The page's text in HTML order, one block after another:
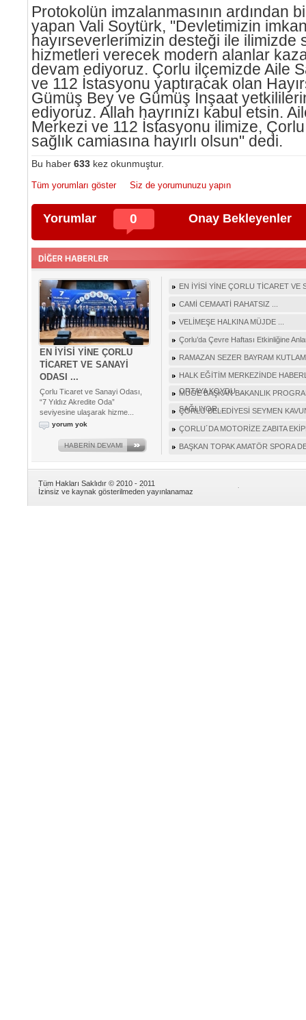
Protokolün imzalanmasının ardından
yapan Vali Soytürk, "Devletimizin
hayırseverlerimizin desteği ile ilimizde
hizmetleri verecek modern alanlar
devam ediyoruz. Çorlu ilçemizde Aile
ve 112 İstasyonu yaptıracak olan
Gümüş Bey ve Gümüş İnşaat
ediyoruz. Allah hayrınızı kabul etsin.
Merkezi ve 112 İstasyonu ilimize,
sağlık camiasına hayırlı olsun" dedi.
Bu haber 633kez okunmuştur.
Tüm yorumları göster Siz de yorumunuzu yapın
Yorumlar 0 Onay Bekleyenler
EN İYİSİ YİNE ÇORLU
TİCARET VE SANAYİ
ODASI ...
Çorlu Ticaret ve Sanayi Odası,
“7 Yıldız Akredite Oda”
seviyesine ulaşarak hizme...
yorum yok
HABERİN DEVAMI
EN İYİSİ YİNE ÇORLU TİCARET VE
CAMİ CEMAATİ RAHATSIZ ...
VELİMEŞE HALKINA MÜJDE ...
Çorlu’da Çevre Haftası Etkinliğine
RAMAZAN SEZER BAYRAM
HALK EĞİTİM MERKEZİNDE
ORTAYA KOYDU ...
MÜGE BAŞKAN BAKANLIK
SAĞLIYOR …
ÇORLU BELEDİYESİ SEYMEN
ÇORLU´DA MOTORİZE ZABITA
BAŞKAN TOPAK AMATÖR SPORA
Tüm Hakları Saklıdır © 2010 - 2011
İzinsiz ve kaynak gösterilmeden yayınlanamaz